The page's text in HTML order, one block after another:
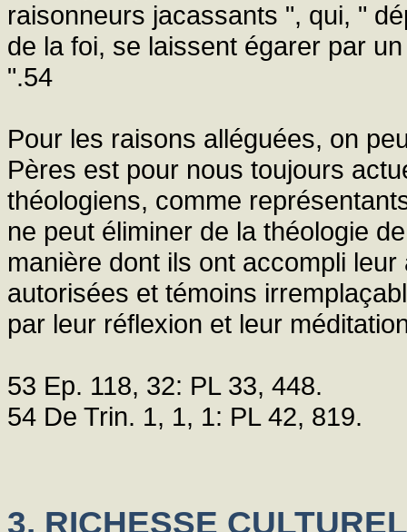
raisonneurs jacassants ", qui, "
de la foi, se laissent égarer par
".54
Pour les raisons alléguées, on
Pères est pour nous toujours
théologiens, comme
ne peut éliminer de la théologie
manière dont ils ont accompli
autorisées et témoins
par leur réflexion et leur
53 Ep. 118, 32: PL 33, 448.
54 De Trin. 1, 1, 1: PL 42, 819.
3. RICHESSE